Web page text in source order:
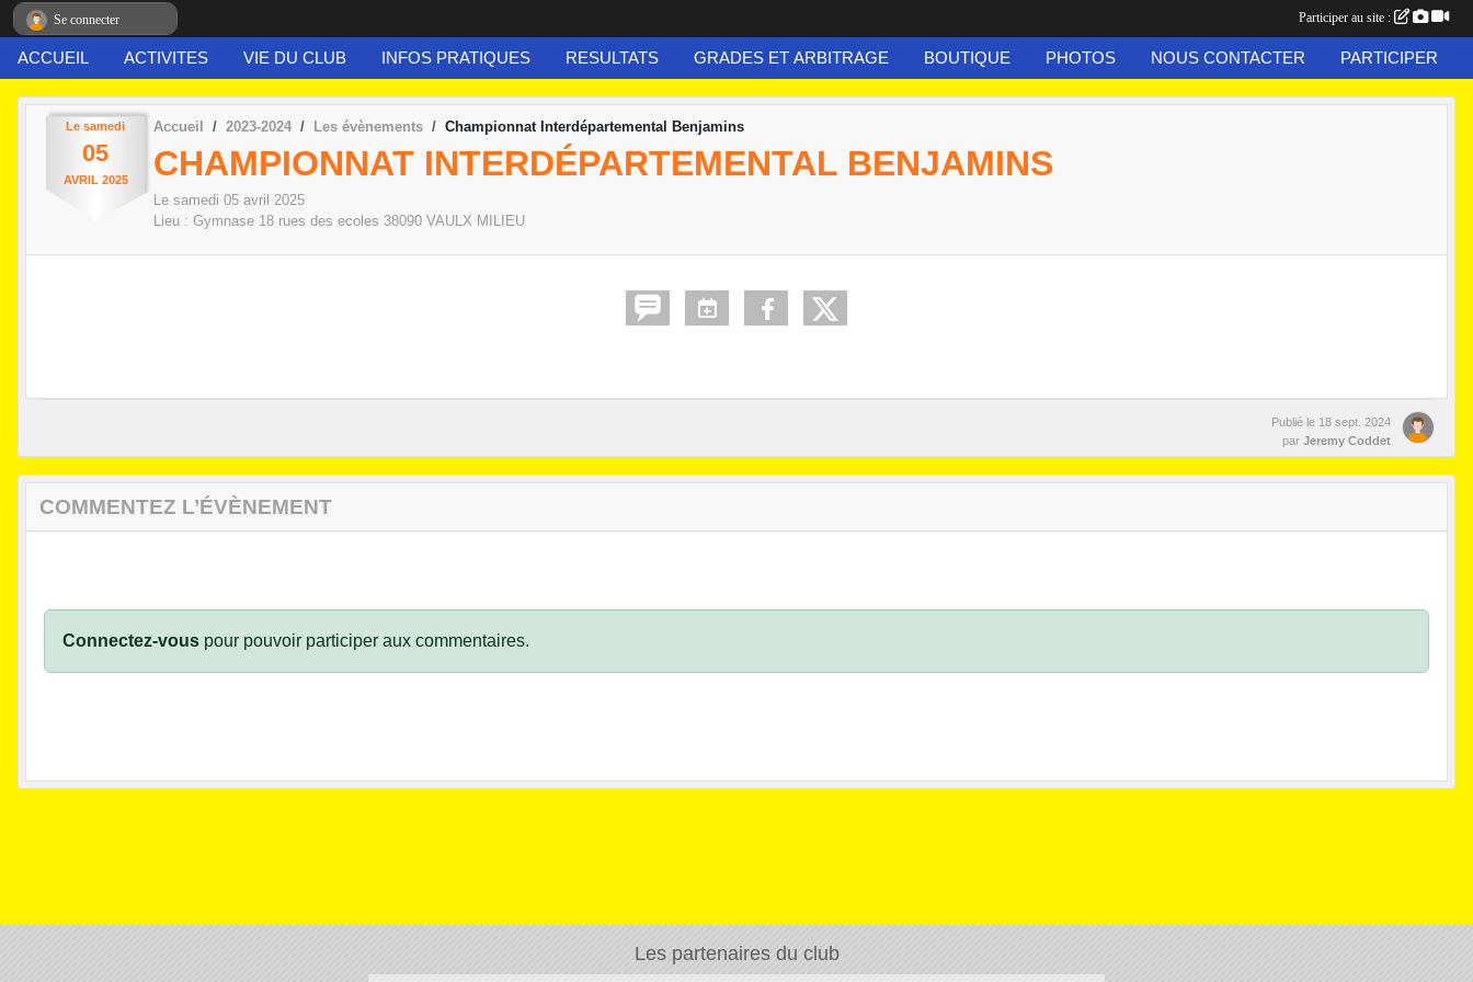
ACCUEIL ACTIVITES VIE DU CLUB INFOS PRATIQUES RESULTATS GRADES ET ARBITRAGE BOUTIQUE PHOTOS NOUS CONTACTER PARTICIPER
Le samedi
05
AVRIL 2025
Accueil 2023-2024 Les évènements Championnat Interdépartemental Benjamins
CHAMPIONNAT INTERDÉPARTEMENTAL BENJAMINS
Le samedi 05 avril 2025
Lieu : Gymnase 18 rues des ecoles 38090 VAULX MILIEU
Publié le 18 sept. 2024
par Jeremy Coddet
COMMENTEZ L’ÉVÈNEMENT
Connectez-vous pour pouvoir participer aux commentaires.
Les partenaires du club
Se connecter Participer au site :
Panneau de gestion des cookies